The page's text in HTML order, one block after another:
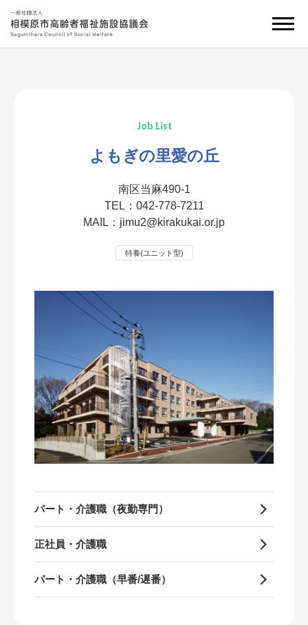
Job List
よもぎの里愛の丘
南区当麻490-1
TEL： 042-778-7211
MAIL： jimu2@kirakukai.or.jp
特養(ユニット型)
パート・介護職（夜勤専門）
正社員・介護職
パート・介護職（早番/遅番）